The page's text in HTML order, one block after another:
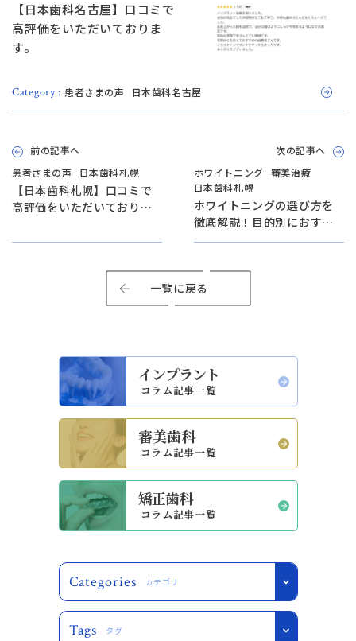
【日本歯科名古屋】口コミで
高評価をいただいておりま
す。
Category : 患者さまの声 日本歯科名古屋
前の記事へ
患者さまの声
日本歯科札幌
【日本歯科札幌】口コミで
高評価をいただいておりま
一覧に戻る
次の記事へ
ホワイトニング 審美治療
日本歯科札幌
ホワイトニングの選び方を
徹底解説！目的別におすす
め施術を比較【日本歯科札
インプラント
コラム記事一覧
審美歯科
コラム記事一覧
矯正歯科
コラム記事一覧
Categories カテゴリ
Tags タグ